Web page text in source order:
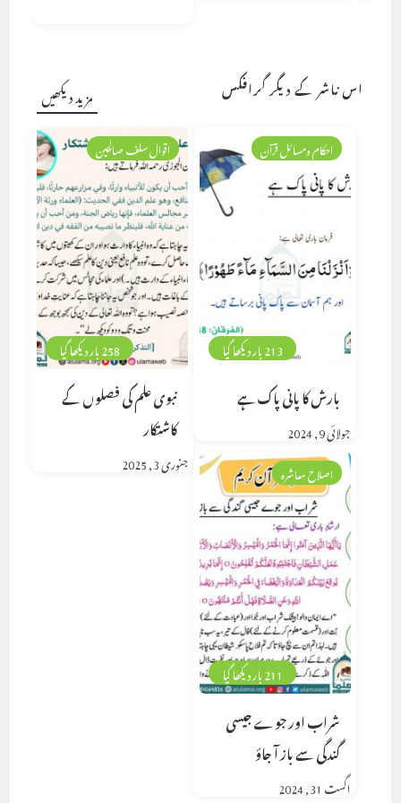
اس ناشر کے دیگر گرافکس مزید دیکھیں
258 بار دیکھا گیا
اقوال سلف صالحین
نبوی علم کی فصلوں کے
کاشتکار
جنوری 3, 2025
213 بار دیکھا گیا
احکام ومسائل قرآن
بارش کا پانی پاک ہے
جولائی 9, 2024
211 بار دیکھا گیا
اصلاح معاشرہ
شراب اور جوے جیسی
گندگی سے باز آ جاؤ
اگست 31, 2024